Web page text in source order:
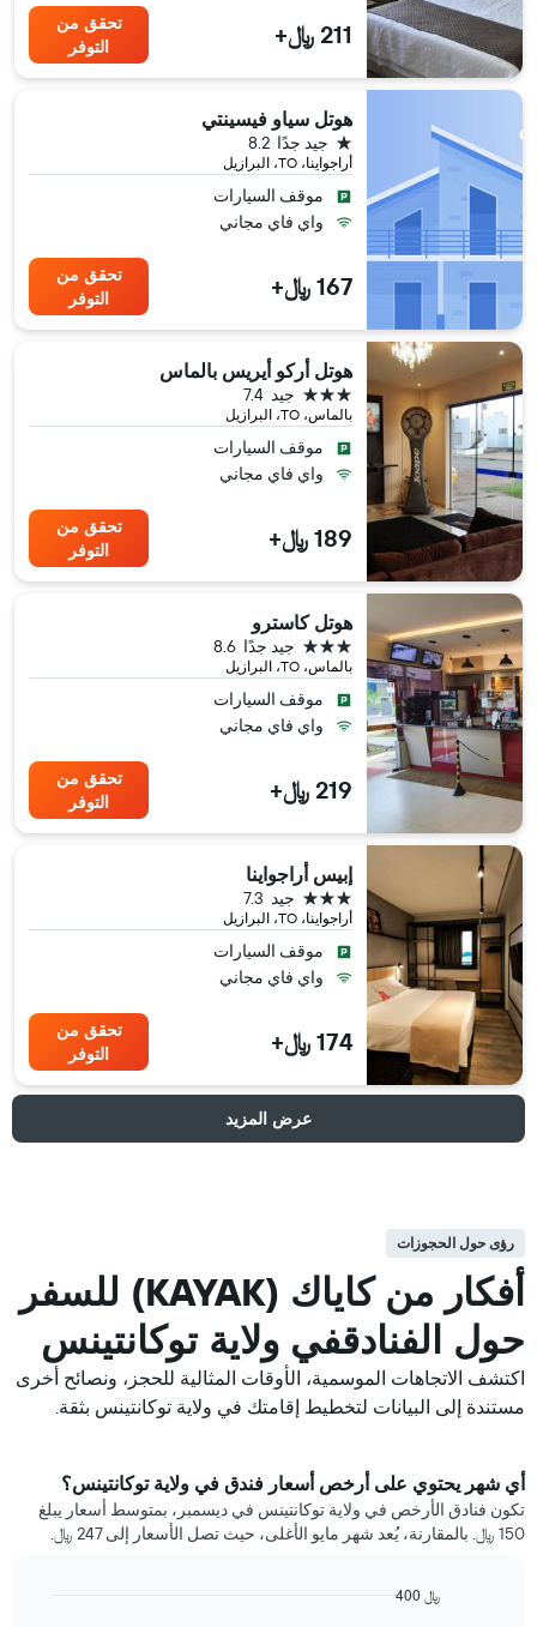
211 ﷼+
تحقق من
التوفر
هوتل سياو فيسينتي
أراجواينا، TO، البرازيل
8.2 جيد جدًا
نجمة واحدة
موقف السيارات
واي فاي مجاني
167 ﷼+
تحقق من
التوفر
هوتل أركو أيريس بالماس
بالماس، TO، البرازيل
7.4 جيد 3 نجوم
موقف السيارات
واي فاي مجاني
189 ﷼+
تحقق من
التوفر
هوتل كاسترو
بالماس، TO، البرازيل
8.6 جيد جدًا 3 نجوم
موقف السيارات
واي فاي مجاني
219 ﷼+
تحقق من
التوفر
إبيس أراجواينا
أراجواينا، TO، البرازيل
7.3 جيد 3 نجوم
موقف السيارات
واي فاي مجاني
174 ﷼+
تحقق من
التوفر
عرض المزيد
رؤى حول الحجوزات
أفكار من كاياك (KAYAK) للسفر
حول الفنادقفي ولاية توكانتينس
اكتشف الاتجاهات الموسمية، الأوقات المثالية للحجز، ونصائح أخرى
مستندة إلى البيانات لتخطيط إقامتك في ولاية توكانتينس بثقة.
أي شهر يحتوي على أرخص أسعار فندق في ولاية توكانتينس؟
تكون فنادق الأرخص في ولاية توكانتينس في ديسمبر، بمتوسط أسعار يبلغ
150 ﷼. بالمقارنة، يُعد شهر مايو الأغلى، حيث تصل الأسعار إلى 247 ﷼.
400 ﷼